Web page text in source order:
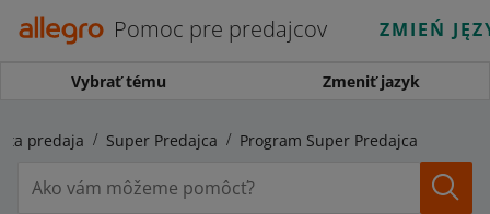
Pomoc pre predajcov ZMIEŃ
Vybrať tému Zmeniť jazyk
predaja Super Predajca Program Super Predajca